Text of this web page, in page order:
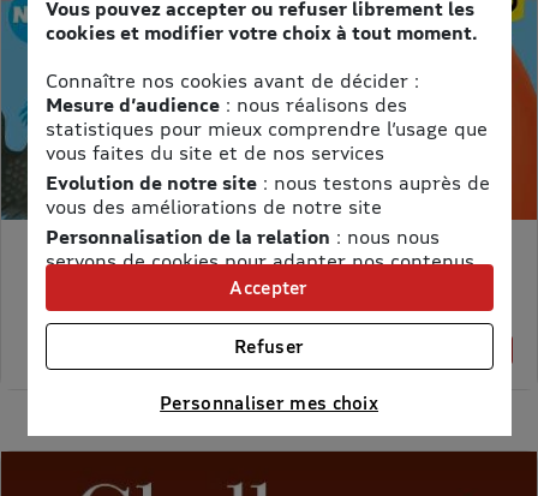
MON PETIT SCIENCE ET VIE AVEC NANO
Meilleur prix :
Vous pouvez accepter ou refuser librement les
cookies et modifier votre choix à tout moment.
Connaître nos cookies avant de décider :
Mesure d’audience: nous réalisons des
statistiques pour mieux comprendre l’usage que
vous faites du site et de nos services
Evolution de notre site: nous testons auprès de
vous des améliorations de notre site
Personnalisation de la relation : nous nous
servons de cookies pour adapter nos contenus
et personnaliser nos offres
Univers publicitaire: nous utilisons avec nos
partenaires des cookies pour afficher des
publicités personnalisées
Connaître notre politique cookies et la liste de nos
Personnaliser mes choix
Refuser
Accepter